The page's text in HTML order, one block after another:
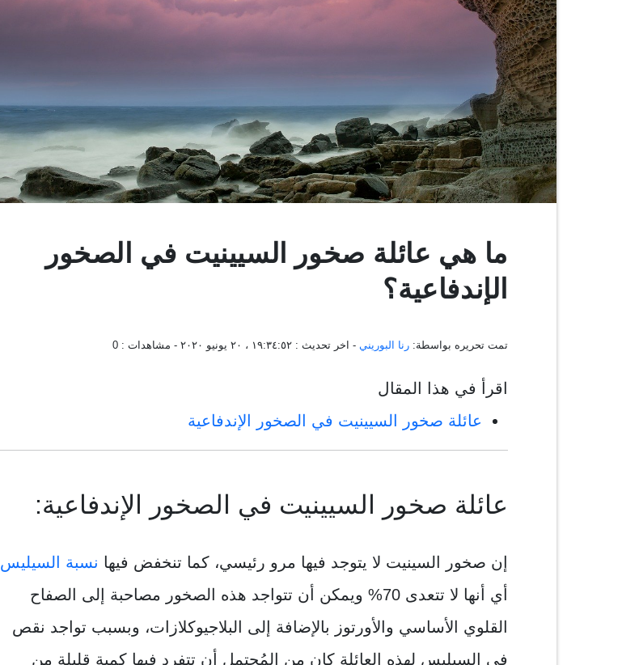
ما هي عائلة صخور السيينيت في الصخور
الإندفاعية؟
تمت تحريره بواسطة: رنا البوريني - اخر تحديث : ١٩:٣٤:٥٢ ، ٢٠ يونيو ٢٠٢٠ - مشاهدات : 0
اقرأ في هذا المقال
عائلة صخور السيينيت في الصخور الإندفاعية
عائلة صخور السيينيت في الصخور الإندفاعية:
إن صخور السينيت لا يتوجد فيها مرو رئيسي، كما تنخفض فيها نسبة السيليس
أي أنها لا تتعدى 70% ويمكن أن تتواجد هذه الصخور مصاحبة إلى الصفاح
القلوي الأساسي والأورتوز بالإضافة إلى البلاجيوكلازات، وبسبب تواجد نقص
في السيليس لهذه العائلة كان من المُحتمل أن تتفرد فيها كمية قليلة من